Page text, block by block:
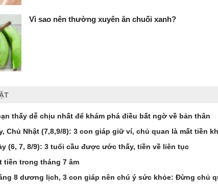
Vì sao nên thường xuyên ăn chuối xanh?
thấy dễ chịu nhất để khám phá điều bất ngờ về bản thân
Chủ Nhật (7,8,9/8): 3 con giáp giữ ví, chủ quan là mất tiền
(6, 7, 8/9): 3 tuổi cầu được ước thấy, tiền về liên tục
tiền trong tháng 7 âm
8 dương lịch, 3 con giáp nên chú ý sức khỏe: Đừng chủ